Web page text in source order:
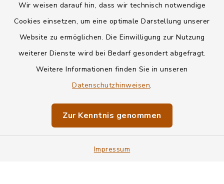
Wir weisen darauf hin, dass wir technisch notwendige
Cookies einsetzen, um eine optimale Darstellung unserer
Website zu ermöglichen. Die Einwilligung zur Nutzung
weiterer Dienste wird bei Bedarf gesondert abgefragt.
Weitere Informationen finden Sie in unseren
Datenschutzhinweisen.
Zur Kenntnis genommen
Impressum
Kontakt
Informationspflichten
Impressum
Sitemap